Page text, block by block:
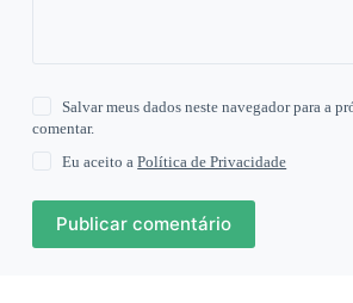
Salvar meus dados neste navegador para a
comentar.
Eu aceito aPolítica de Privacidade
Publicar comentário